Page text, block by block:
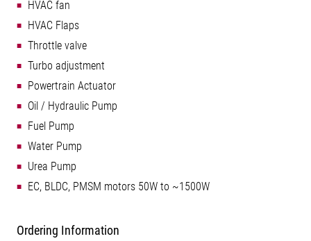
HVAC fan
HVAC Flaps
Throttle valve
Turbo adjustment
Powertrain Actuator
Oil / Hydraulic Pump
Fuel Pump
Water Pump
Urea Pump
EC, BLDC, PMSM motors 50W to ~1500W
Ordering Information